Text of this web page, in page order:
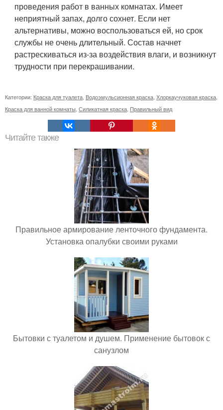
проведения работ в ванных комнатах. Имеет
неприятный запах, долго сохнет. Если нет
альтернативы, можно воспользоваться ей, но срок
службы не очень длительный. Состав начнет
растрескиваться из-за воздействия влаги, и возникнут
трудности при перекрашивании.
Категории: Краска для туалета Водоэмульсионная краска Хлоркаучуковая краска
Краска для ванной комнаты Силикатная краска Правильный вид
Читайте также
Правильное армирование ленточного фундамента.
Установка опалубки своими руками
Бытовки с туалетом и душем. Применение бытовок с
санузлом